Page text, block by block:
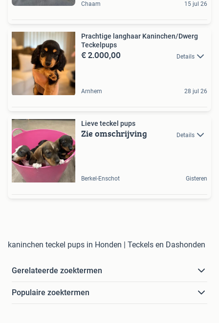
Chaam 15 jul 26
Prachtige langhaar Kaninchen/Dwerg
Teckelpups
€ 2.000,00 Details
Arnhem 28 jul 26
Lieve teckel pups
Zie omschrijving Details
Berkel-Enschot Gisteren
kaninchen teckel pups in Honden | Teckels en Dashonden
Gerelateerde zoektermen
Populaire zoektermen